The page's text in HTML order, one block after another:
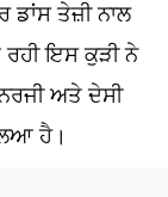
ਡਾਂਸ ਤੇਜ਼ੀ ਨਾਲ
ਇਸ ਕੁੜੀ ਨੇ
ਅਤੇ ਦੇਸੀ
ਹੈ।